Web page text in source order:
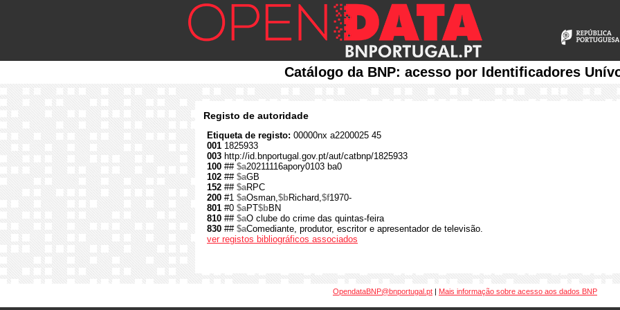
Catálogo da BNP: acesso por Identificadores
Registo de autoridade
Etiqueta de registo: 00000nx a2200025 45
001 1825933
003 http://id.bnportugal.gov.pt/aut/catbnp/1825933
100 ## $a20211116apory0103 ba0
102 ## $aGB
152 ## $aRPC
200 #1 $aOsman,$bRichard,$f1970-
801 #0 $aPT$bBN
810 ## $aO clube do crime das quintas-feira
830 ## $aComediante, produtor, escritor e apresentador de televisão.
ver registos bibliográficos associados
OpendataBNP@bnportugal.pt | Mais informação sobre acesso aos dados BNP